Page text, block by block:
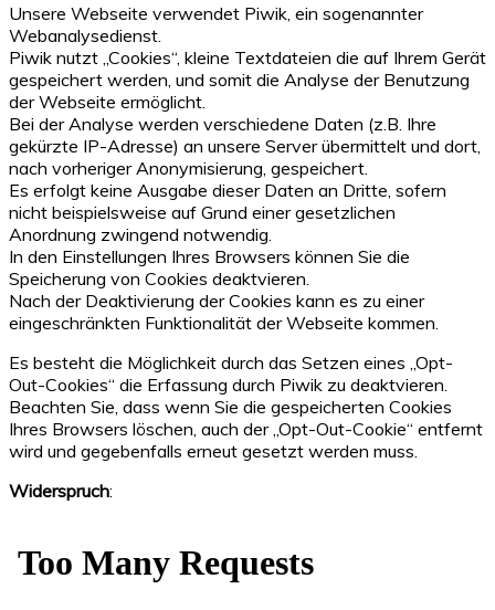
Unsere Webseite verwendet Piwik, ein sogenannter
Webanalysedienst.
Piwik nutzt „Cookies“, kleine Textdateien die auf Ihrem Gerät
gespeichert werden, und somit die Analyse der Benutzung
der Webseite ermöglicht.
Bei der Analyse werden verschiedene Daten (z.B. Ihre
gekürzte IP-Adresse) an unsere Server übermittelt und dort,
nach vorheriger Anonymisierung, gespeichert.
Es erfolgt keine Ausgabe dieser Daten an Dritte, sofern
nicht beispielsweise auf Grund einer gesetzlichen
Anordnung zwingend notwendig.
In den Einstellungen Ihres Browsers können Sie die
Speicherung von Cookies deaktvieren.
Nach der Deaktivierung der Cookies kann es zu einer
eingeschränkten Funktionalität der Webseite kommen.
Es besteht die Möglichkeit durch das Setzen eines „Opt-
Out-Cookies“ die Erfassung durch Piwik zu deaktvieren.
Beachten Sie, dass wenn Sie die gespeicherten Cookies
Ihres Browsers löschen, auch der „Opt-Out-Cookie“ entfernt
wird und gegebenfalls erneut gesetzt werden muss.
Widerspruch: